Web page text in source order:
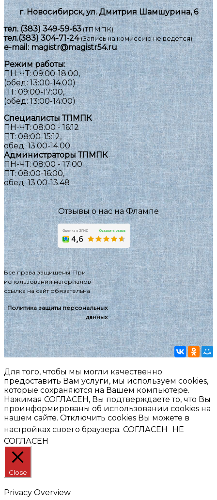
г. Новосибирск, ул. Дмитрия Шамшурина, 6
тел.(383) 349-59-63(ТПМПК)
тел.(383) 304-71-24(Запись на комиссию не ведется)
e-mail:magistr@magistr54.ru
Режим работы:
ПН-ЧТ: 09:00-18:00,
(обед: 13:00-14.00)
ПТ: 09:00-17:00,
(обед: 13:00-14:00)
Специалисты ТПМПК
ПН-ЧТ: 08:00 - 16:12
ПТ: 08:00-15:12,
обед: 13:00-14.00
Администраторы ТПМПК
ПН-ЧТ: 08:00 - 17:00
ПТ: 08:00-16:00,
обед: 13:00-13.48
Отзывы о нас на Флампе
Все права защищены. При
использовании материалов
ссылка на сайт обязательна
Политика защиты персональных
данных
Для того, чтобы мы могли качественно
предоставить Вам услуги, мы используем cookies,
которые сохраняются на Вашем компьютере.
Нажимая СОГЛАСЕН, Вы подтверждаете то, что Вы
проинформированы об использовании cookies на
нашем сайте. Отключить cookies Вы можете в
настройках своего браузера. СОГЛАСЕН
НЕ
СОГЛАСЕН
Close
Privacy Overview